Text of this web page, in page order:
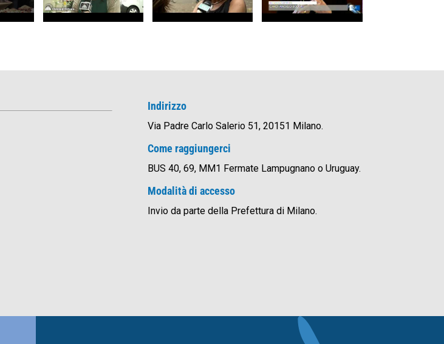
Indirizzo
Via Padre Carlo Salerio 51, 20151 Milano.
Come raggiungerci
BUS 40, 69, MM1 Fermate Lampugnano o Uruguay.
Modalità di accesso
Invio da parte della Prefettura di Milano.